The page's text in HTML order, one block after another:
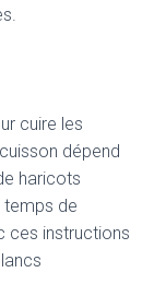
cuire les
dépend
haricots
temps de
ces instructions